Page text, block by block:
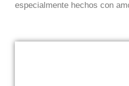
especialmente hechos con